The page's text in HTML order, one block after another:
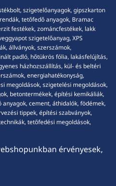
szigetelőanyagok, gipszkarton
tetőfedő anyagok, Bramac
festékek, zománcfestékek, lakk
szigetelőanyag, XPS
állványok, szerszámok,
padló, hőtükrös fólia, lakásfelújítás,
házhozszállítás, kül- és beltéri
energiahatékonyság,
megoldások, szigetelési megoldások,
betontermékek, építési kemikáliák,
cement, áthidalók, födémek,
tippek, építési szabványok,
tetőfedési megoldások,
érvényesek,